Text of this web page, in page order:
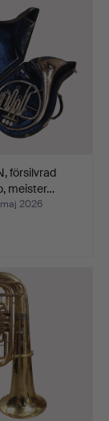
försilvrad
meister…
2026